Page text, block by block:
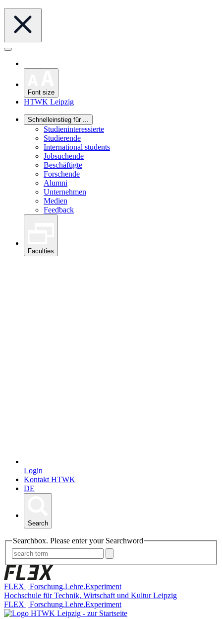
Font size
HTWK Leipzig
Schnelleinstieg für ...
Studieninteressierte
Studierende
International students
Jobsuchende
Beschäftigte
Forschende
Alumni
Unternehmen
Medien
Feedback
Faculties
Login
Kontakt HTWK
DE
Search
Searchbox. Please enter your Searchword
FLEX | Forschung.Lehre.Experiment
Hochschule für Technik, Wirtschaft und Kultur Leipzig
FLEX | Forschung.Lehre.Experiment